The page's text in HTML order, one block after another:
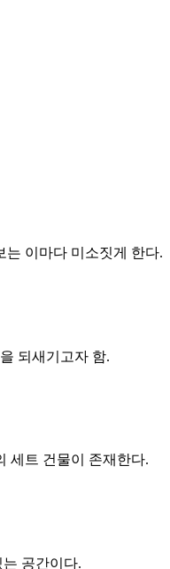
는 이마다 미소짓게 한다.
되새기고자 함.
세트 건물이 존재한다.
공간이다.